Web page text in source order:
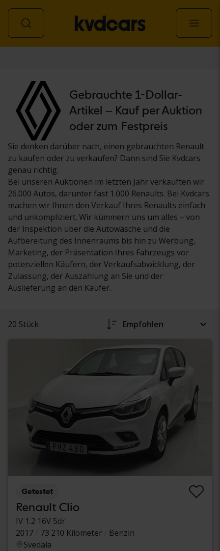
Gebrauchte 1-Dollar-
Artikel – Kauf per Auktion
oder zum Festpreis
Sie denken darüber nach, einen gebrauchten Renault
zu kaufen oder zu verkaufen? Dann sind Sie Kvdcars
genau richtig.
Bei unseren Auktionen im letzten Jahr verkauften wir
26.000 Autos, darunter fast 1.000 Renaults. Bei Kvdcars
machen wir Ihnen den Verkauf Ihres Renaults einfach
und unkompliziert. Wir kümmern uns um alles – von
der Inspektion über die Autowäsche und die
Aufbereitung des Innenraums bis hin zu Werbung,
Marketing, der Präsentation Ihres Fahrzeugs vor
potenziellen Käufern, der Verkaufsabwicklung, der
Zulassung, der Auszahlung an Sie und der
Auslieferung an den Käufer.
20 Stück Empfohlen
Getestet
Renault Clio
IV 1.2 16V 5dr
2017
73 210 Kilometer
Benzin
Svedala